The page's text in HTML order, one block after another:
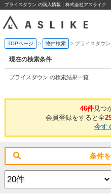
プライスダウン の購入情報｜株式会社アスライク
TOPページ 物件検索 プライスダウ
現在の検索条件
プライスダウン の検索結果一覧
46件見つ
会員登録をすると全
今す
条件